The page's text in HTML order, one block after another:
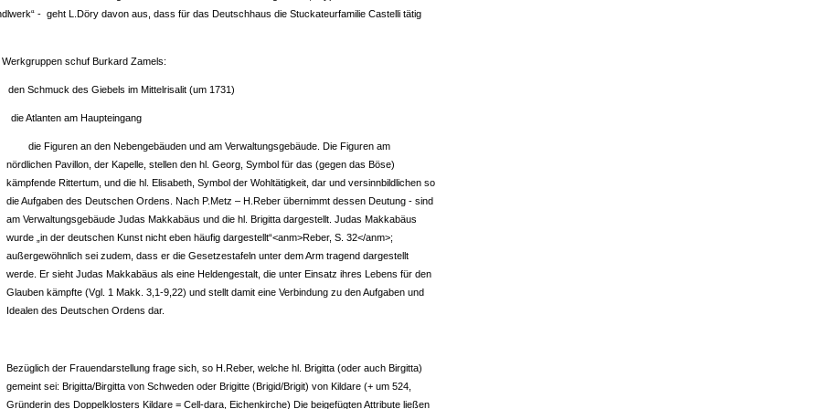
- geht L.Döry davon aus, dass für das Deutschhaus die Stuckateurfamilie Castelli tätig
Werkgruppen schuf Burkard Zamels:
Schmuck des Giebels im Mittelrisalit (um 1731)
Atlanten am Haupteingang
die Figuren an den Nebengebäuden und am Verwaltungsgebäude. Die Figuren am
nördlichen Pavillon, der Kapelle, stellen den hl. Georg, Symbol für das (gegen das Böse)
kämpfende Rittertum, und die hl. Elisabeth, Symbol der Wohltätigkeit, dar und versinnbildlichen so
die Aufgaben des Deutschen Ordens. Nach P.Metz – H.Reber übernimmt dessen Deutung - sind
am Verwaltungsgebäude Judas Makkabäus und die hl. Brigitta dargestellt. Judas Makkabäus
wurde „in der deutschen Kunst nicht eben häufig dargestellt“<anm>Reber, S. 32</anm>;
außergewöhnlich sei zudem, dass er die Gesetzestafeln unter dem Arm tragend dargestellt
werde. Er sieht Judas Makkabäus als eine Heldengestalt, die unter Einsatz ihres Lebens für den
Glauben kämpfte (Vgl. 1 Makk. 3,1-9,22) und stellt damit eine Verbindung zu den Aufgaben und
Idealen des Deutschen Ordens dar.
Bezüglich der Frauendarstellung frage sich, so H.Reber, welche hl. Brigitta (oder auch Birgitta)
gemeint sei: Brigitta/Birgitta von Schweden oder Brigitte (Brigid/Brigit) von Kildare (+ um 524,
Gründerin des Doppelklosters Kildare = Cell-dara, Eichenkirche) Die beigefügten Attribute ließen